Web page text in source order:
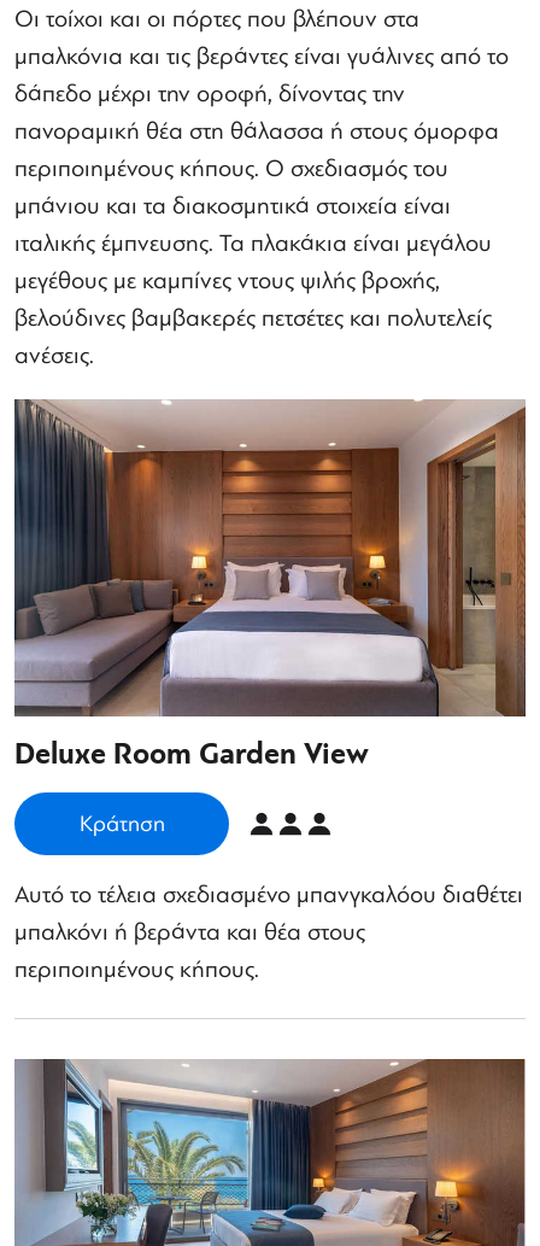
Οι τοίχοι και οι πόρτες που βλέπουν στα
μπαλκόνια και τις βεράντες είναι γυάλινες από το
δάπεδο μέχρι την οροφή, δίνοντας την
πανοραμική θέα στη θάλασσα ή στους όμορφα
περιποιημένους κήπους. Ο σχεδιασμός του
μπάνιου και τα διακοσμητικά στοιχεία είναι
ιταλικής έμπνευσης. Τα πλακάκια είναι μεγάλου
μεγέθους με καμπίνες ντους ψιλής βροχής,
βελούδινες βαμβακερές πετσέτες και πολυτελείς
ανέσεις.
Deluxe Room Garden View
Κράτηση
Αυτό το τέλεια σχεδιασμένο μπανγκαλόου διαθέτει
μπαλκόνι ή βεράντα και θέα στους
περιποιημένους κήπους.